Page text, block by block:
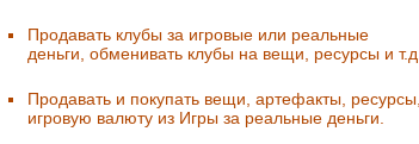
Продавать клубы за игровые или реальные
деньги, обменивать клубы на вещи, ресурсы и т.д.
Продавать и покупать вещи, артефакты, ресурсы,
игровую валюту из Игры за реальные деньги.